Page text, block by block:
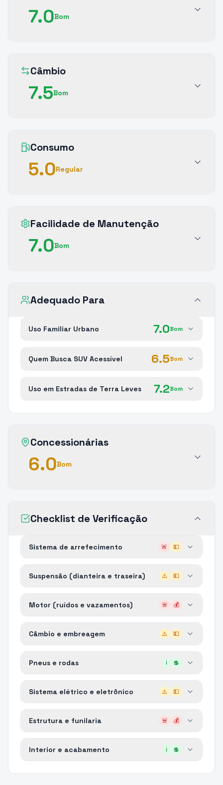
7.0Bom
Câmbio
7.5Bom
Consumo
5.0Regular
Facilidade de Manutenção
7.0Bom
Adequado Para
Uso Familiar Urbano 7.0Bom
Quem Busca SUV Acessível 6.5Bom
Uso em Estradas de Terra Leves 7.2Bom
Concessionárias
6.0Bom
Checklist de Verificação
Sistema de arrefecimento 🚨 💵
Suspensão (dianteira e traseira) ⚠️ 💵
Motor (ruídos e vazamentos) 🚨 💰
Câmbio e embreagem ⚠️ 💵
Pneus e rodas ℹ️ 💲
Sistema elétrico e eletrônico ⚠️ 💵
Estrutura e funilaria 🚨 💰
Interior e acabamento ℹ️ 💲